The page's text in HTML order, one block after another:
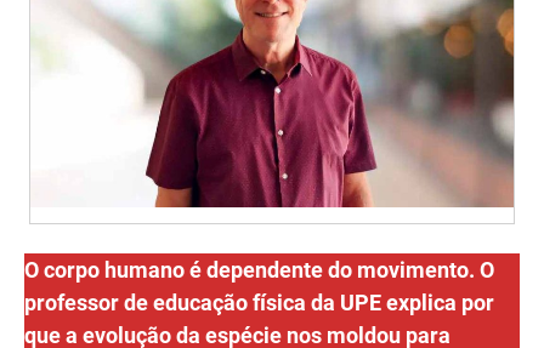
O corpo humano é dependente do movimento. O
professor de educação física da UPE explica por
que a evolução da espécie nos moldou para